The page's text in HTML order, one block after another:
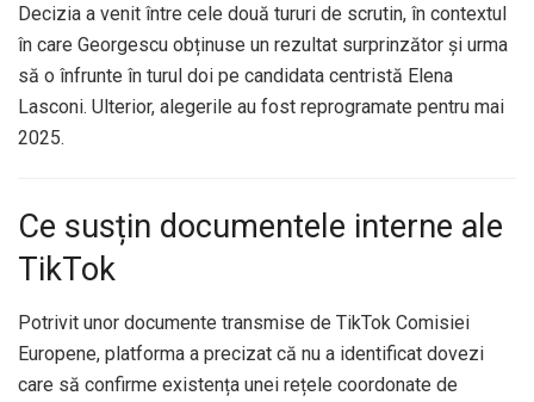
Decizia a venit între cele două tururi de scrutin, în contextul
în care Georgescu obținuse un rezultat surprinzător și urma
să o înfrunte în turul doi pe candidata centristă Elena
Lasconi. Ulterior, alegerile au fost reprogramate pentru mai
2025.
Ce susțin documentele interne ale
TikTok
Potrivit unor documente transmise de TikTok Comisiei
Europene, platforma a precizat că nu a identificat dovezi
care să confirme existența unei rețele coordonate de